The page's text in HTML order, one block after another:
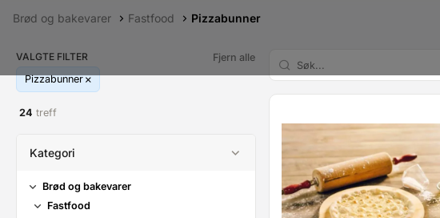
Brød og bakevarer Fastfood Pizzabunner
VALGTE FILTER
Fjern alle
Pizzabunner
24 treff
Kategori
Brød og bakevarer
Fastfood